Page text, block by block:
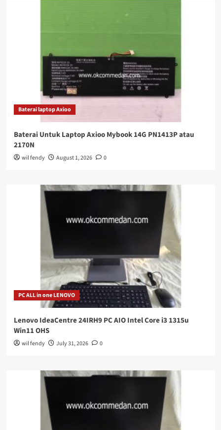
Baterai laptop Axioo
Baterai Untuk Laptop Axioo Mybook 14G PN1413P atau
2170N
wil fendy August 1, 2026 0
PC ALL in one LENOVO
Lenovo IdeaCentre 24IRH9 PC AIO Intel Core i3 1315u
Win11 OHS
wil fendy July 31, 2026 0